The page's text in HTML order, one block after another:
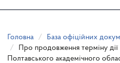
Головна
База офіційних
Про продовження терміну
Полтавського академічного